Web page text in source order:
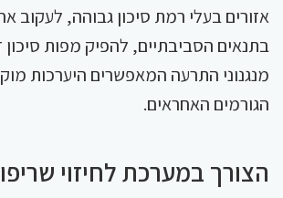
אזורים בעלי רמת סיכון גבוהה, לעקוב
בתנאים הסביבתיים, להפיק מפות סיכון
מנגנוני התרעה המאפשרים היערכות
הגורמים האחראים.
הצורך במערכת לחיזוי